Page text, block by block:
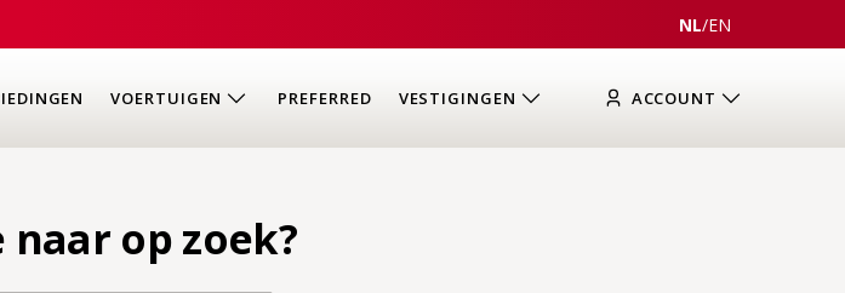
NL/EN
VOERTUIGEN PREFERRED VESTIGINGEN ACCOUNT
op zoek?